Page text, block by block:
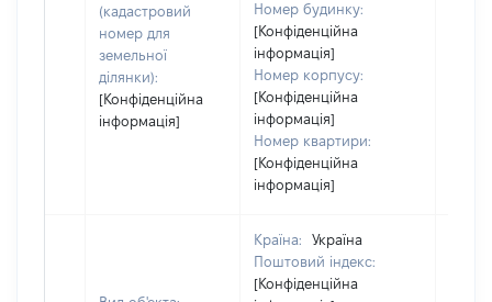
(кадастровий
номер для
земельної
ділянки):
[Конфіденційна
інформація]
Номер будинку:
[Конфіденційна
інформація]
Номер корпусу:
[Конфіденційна
інформація]
Номер квартири:
[Конфіденційна
інформація]
Країна:
Україна
Поштовий індекс:
[Конфіденційна